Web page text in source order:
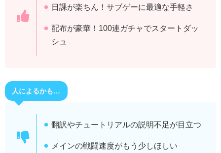
日課が楽ちん！サブゲーに最適な手軽さ
配布が豪華！100連ガチャでスタートダッ
シュ
人によるかも…
翻訳やチュートリアルの説明不足が目立つ
メインの戦闘速度がもう少しほしい